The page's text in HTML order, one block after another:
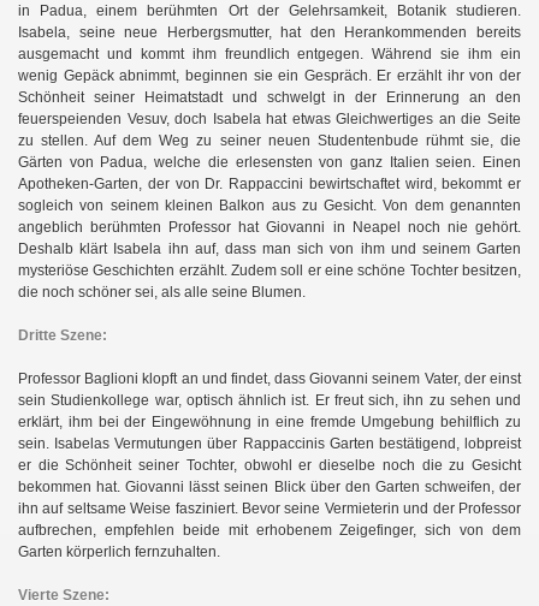
in Padua, einem berühmten Ort der Gelehrsamkeit, Botanik studieren.
Isabela, seine neue Herbergsmutter, hat den Herankommenden bereits
ausgemacht und kommt ihm freundlich entgegen. Während sie ihm ein
wenig Gepäck abnimmt, beginnen sie ein Gespräch. Er erzählt ihr von der
Schönheit seiner Heimatstadt und schwelgt in der Erinnerung an den
feuerspeienden Vesuv, doch Isabela hat etwas Gleichwertiges an die Seite
zu stellen. Auf dem Weg zu seiner neuen Studentenbude rühmt sie, die
Gärten von Padua, welche die erlesensten von ganz Italien seien. Einen
Apotheken-Garten, der von Dr. Rappaccini bewirtschaftet wird, bekommt er
sogleich von seinem kleinen Balkon aus zu Gesicht. Von dem genannten
angeblich berühmten Professor hat Giovanni in Neapel noch nie gehört.
Deshalb klärt Isabela ihn auf, dass man sich von ihm und seinem Garten
mysteriöse Geschichten erzählt. Zudem soll er eine schöne Tochter besitzen,
die noch schöner sei, als alle seine Blumen.
Dritte Szene:
Professor Baglioni klopft an und findet, dass Giovanni seinem Vater, der einst
sein Studienkollege war, optisch ähnlich ist. Er freut sich, ihn zu sehen und
erklärt, ihm bei der Eingewöhnung in eine fremde Umgebung behilflich zu
sein. Isabelas Vermutungen über Rappaccinis Garten bestätigend, lobpreist
er die Schönheit seiner Tochter, obwohl er dieselbe noch die zu Gesicht
bekommen hat. Giovanni lässt seinen Blick über den Garten schweifen, der
ihn auf seltsame Weise fasziniert. Bevor seine Vermieterin und der Professor
aufbrechen, empfehlen beide mit erhobenem Zeigefinger, sich von dem
Garten körperlich fernzuhalten.
Vierte Szene: